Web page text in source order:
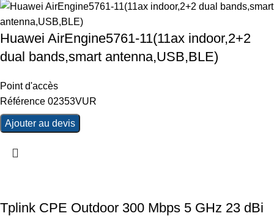
Huawei AirEngine5761-11(11ax indoor,2+2
dual bands,smart antenna,USB,BLE)
Point d'accès
Référence 02353VUR
Ajouter au devis
Tplink CPE Outdoor 300 Mbps 5 GHz 23 dBi